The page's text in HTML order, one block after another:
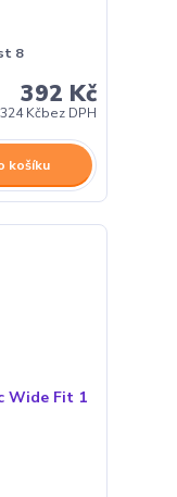
8
392 Kč
324 Kčbez DPH
košíku